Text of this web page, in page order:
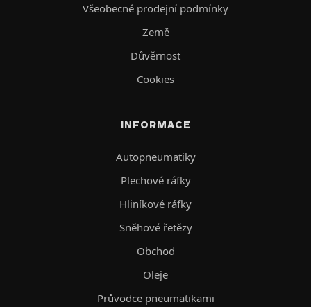
Všeobecné prodejní podmínky
Země
Důvěrnost
Cookies
INFORMACE
Autopneumatiky
Plechové ráfky
Hliníkové ráfky
Sněhové řetězy
Obchod
Oleje
Průvodce pneumatikami